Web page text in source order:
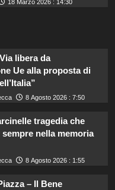
18 Marzo 2026 : 14:30
libera da
Ue alla proposta di
8 Agosto 2026 : 7:50
tragedia che
nella memoria
8 Agosto 2026 : 1:55
– Il Bene